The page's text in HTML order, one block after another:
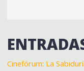
Cinefórum: La